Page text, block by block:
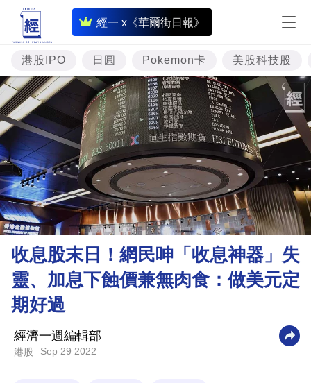
經一 x《華爾街日報》
即
時
財
經
專
題
投
資
樓
市
理
財
商
科
技
港股IPO 日圓 Pokemon卡 美股科技股
收息股末日！網民呻「收息神器」失
靈、加息下蝕價兼無肉食：做美元定
期好過
經濟一週編輯部
港股 Sep 29 2022